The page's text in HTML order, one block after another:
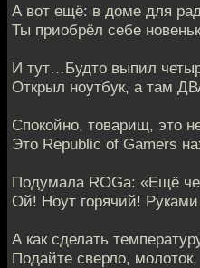
А вот ещё: в доме для
Ты приобрёл себе
И тут…Будто выпил
Открыл ноутбук, а там
Спокойно, товарищ, это
Это Republic of Gamers
Подумала ROGa: «Ещё
Ой! Ноут горячий! Руками
А как сделать
Подайте сверло,